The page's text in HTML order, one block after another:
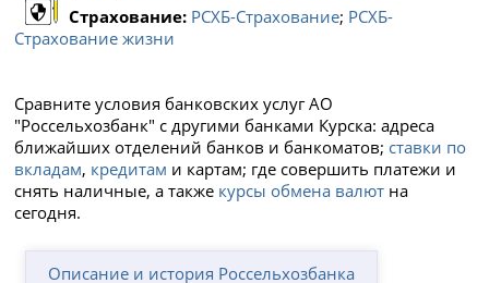
Страхование: РСХБ-Страхование; РСХБ-
Страхование жизни
Сравните условия банковских услуг АО
"Россельхозбанк" с другими банками Курска: адреса
ближайших отделений банков и банкоматов; ставки по
вкладам, кредитам и картам; где совершить платежи и
снять наличные, а также курсы обмена валют на
сегодня.
Описание и история Россельхозбанка